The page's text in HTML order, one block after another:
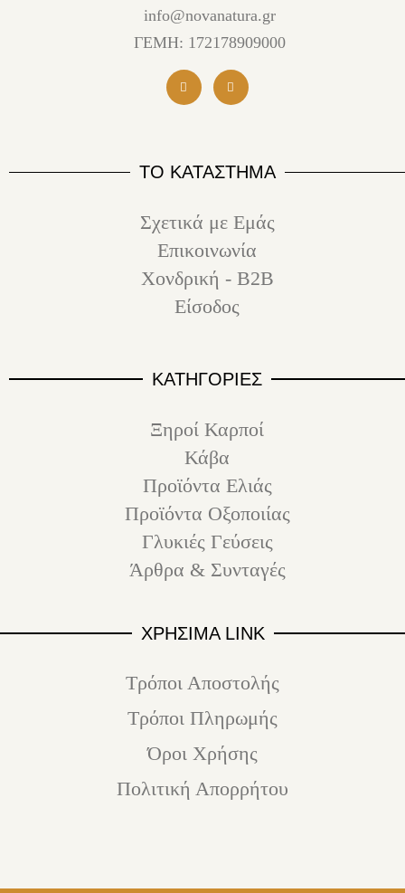
info@novanatura.gr
ΓΕΜΗ: 172178909000
ΤΟ ΚΑΤΑΣΤΗΜΑ
Σχετικά με Εμάς
Επικοινωνία
Χονδρική - B2B
Είσοδος
ΚΑΤΗΓΟΡΙΕΣ
Ξηροί Καρποί
Κάβα
Προϊόντα Ελιάς
Προϊόντα Οξοποιίας
Γλυκιές Γεύσεις
Άρθρα & Συνταγές
ΧΡΗΣΙΜΑ LINK
Τρόποι Αποστολής
Τρόποι Πληρωμής
Όροι Χρήσης
Πολιτική Απορρήτου